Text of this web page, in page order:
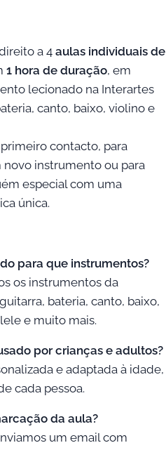
a 4 aulas individuais de
1 hora de duração, em
lecionado na Interartes
canto, baixo, violino e
contacto, para
instrumento ou para
especial com uma
única.
para que instrumentos?
os instrumentos da
bateria, canto, baixo,
e muito mais.
por crianças e adultos?
e adaptada à idade,
cada pessoa.
da aula?
um email com